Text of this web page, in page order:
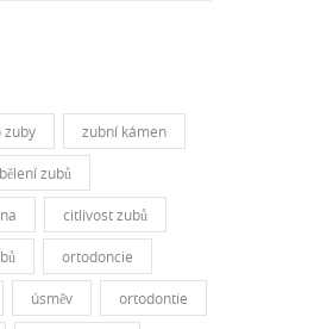
zuby zubní kámen
bělení zubů
citlivost zubů
ortodoncie
úsměv ortodontie